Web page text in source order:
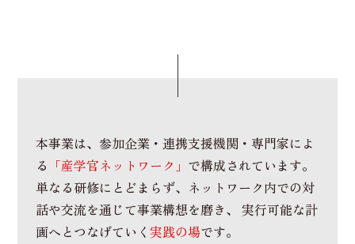
本事業は、参加企業・連携支援機関・専門家によ
る 「産学官ネットワーク」 で構成されています。
単なる研修にとどまらず、ネットワーク内での対
話や交流を通じて事業構想を磨き、
実行可能な計
画へとつなげていく 実践の場です。